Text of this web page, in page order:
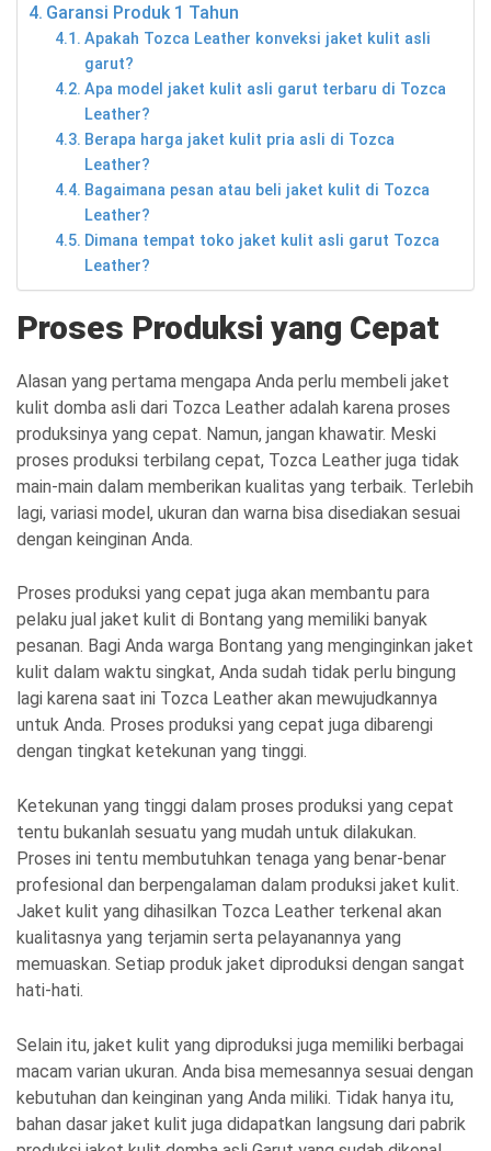
Garansi Produk 1 Tahun
Apakah Tozca Leather konveksi jaket kulit asli
garut?
Apa model jaket kulit asli garut terbaru di Tozca
Leather?
Berapa harga jaket kulit pria asli di Tozca
Leather?
Bagaimana pesan atau beli jaket kulit di Tozca
Leather?
Dimana tempat toko jaket kulit asli garut Tozca
Leather?
Proses Produksi yang Cepat
Alasan yang pertama mengapa Anda perlu membeli jaket
kulit domba asli dari Tozca Leather adalah karena proses
produksinya yang cepat. Namun, jangan khawatir. Meski
proses produksi terbilang cepat, Tozca Leather juga tidak
main-main dalam memberikan kualitas yang terbaik. Terlebih
lagi, variasi model, ukuran dan warna bisa disediakan sesuai
dengan keinginan Anda.
Proses produksi yang cepat juga akan membantu para
pelaku jual jaket kulit di Bontang yang memiliki banyak
pesanan. Bagi Anda warga Bontang yang menginginkan jaket
kulit dalam waktu singkat, Anda sudah tidak perlu bingung
lagi karena saat ini Tozca Leather akan mewujudkannya
untuk Anda. Proses produksi yang cepat juga dibarengi
dengan tingkat ketekunan yang tinggi.
Ketekunan yang tinggi dalam proses produksi yang cepat
tentu bukanlah sesuatu yang mudah untuk dilakukan.
Proses ini tentu membutuhkan tenaga yang benar-benar
profesional dan berpengalaman dalam produksi jaket kulit.
Jaket kulit yang dihasilkan Tozca Leather terkenal akan
kualitasnya yang terjamin serta pelayanannya yang
memuaskan. Setiap produk jaket diproduksi dengan sangat
hati-hati.
Selain itu, jaket kulit yang diproduksi juga memiliki berbagai
macam varian ukuran. Anda bisa memesannya sesuai dengan
kebutuhan dan keinginan yang Anda miliki. Tidak hanya itu,
bahan dasar jaket kulit juga didapatkan langsung dari pabrik